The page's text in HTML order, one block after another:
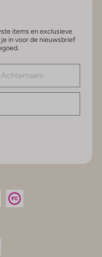
items en exclusieve
in voor de nieuwsbrief